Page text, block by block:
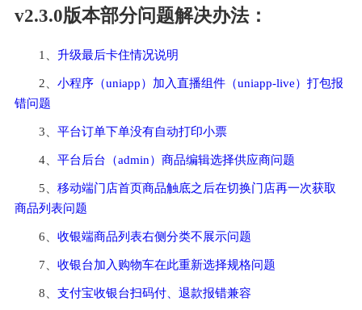
v2.3.0版本部分问题解决办法：
1、 升级最后卡住情况说明
2、 小程序（uniapp）加入直播组件（uniapp-live）打包报
错问题
3、 平台订单下单没有自动打印小票
4、 平台后台（admin）商品编辑选择供应商问题
5、 移动端门店首页商品触底之后在切换门店再一次获取
商品列表问题
6、 收银端商品列表右侧分类不展示问题
7、 收银台加入购物车在此重新选择规格问题
8、 支付宝收银台扫码付、退款报错兼容